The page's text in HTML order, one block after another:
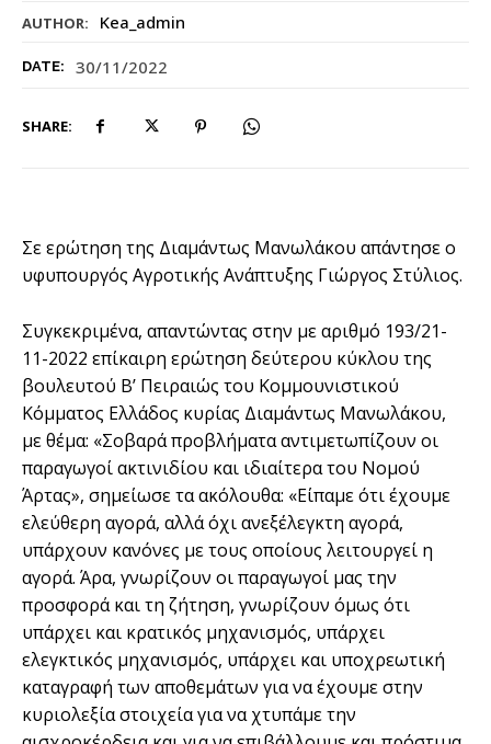
AUTHOR: Kea_admin
DATE: 30/11/2022
SHARE:
Σε ερώτηση της Διαμάντως Μανωλάκου απάντησε ο
υφυπουργός Αγροτικής Ανάπτυξης Γιώργος Στύλιος.
Συγκεκριμένα, απαντώντας στην με αριθμό 193/21-
11-2022 επίκαιρη ερώτηση δεύτερου κύκλου της
βουλευτού Β’ Πειραιώς του Κομμουνιστικού
Κόμματος Ελλάδος κυρίας Διαμάντως Μανωλάκου,
με θέμα: «Σοβαρά προβλήματα αντιμετωπίζουν οι
παραγωγοί ακτινιδίου και ιδιαίτερα του Νομού
Άρτας», σημείωσε τα ακόλουθα: «Είπαμε ότι έχουμε
ελεύθερη αγορά, αλλά όχι ανεξέλεγκτη αγορά,
υπάρχουν κανόνες με τους οποίους λειτουργεί η
αγορά. Άρα, γνωρίζουν οι παραγωγοί μας την
προσφορά και τη ζήτηση, γνωρίζουν όμως ότι
υπάρχει και κρατικός μηχανισμός, υπάρχει
ελεγκτικός μηχανισμός, υπάρχει και υποχρεωτική
καταγραφή των αποθεμάτων για να έχουμε στην
κυριολεξία στοιχεία για να χτυπάμε την